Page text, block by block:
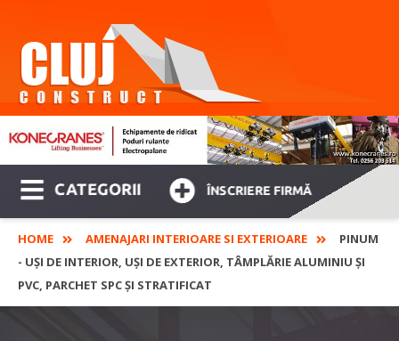
CATEGORII ÎNSCRIERE FIRMĂ
HOME AMENAJARI INTERIOARE SI EXTERIOARE
PINUM
- UȘI DE INTERIOR, UȘI DE EXTERIOR, TÂMPLĂRIE ALUMINIU ŞI
PVC, PARCHET SPC ȘI STRATIFICAT